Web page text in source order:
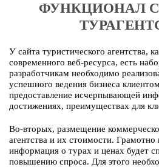
ФУНКЦИОНАЛ
У сайта туристического агентства,
современного веб-ресурса, есть
разработчикам необходимо
успешного ведения бизнеса
предоставление исчерпывающей
достижениях, преимуществах для
Во-вторых, размещение
агентства и их стоимости. Грамотно
информация о турах и ценах будет
повышению спроса. Для этого